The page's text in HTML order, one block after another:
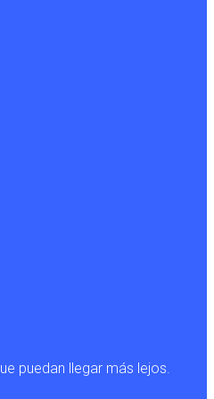
puedan llegar más lejos.